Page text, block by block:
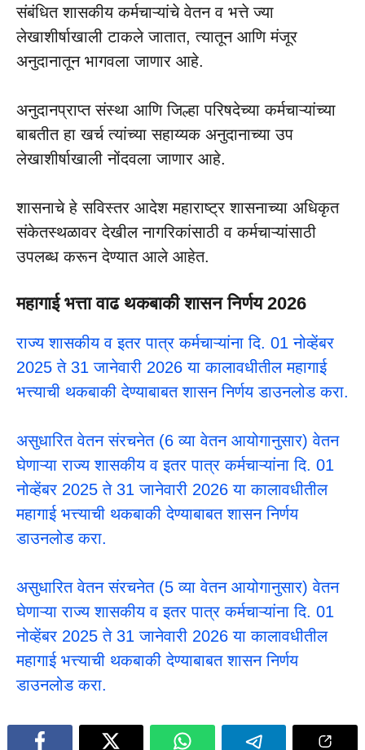
संबंधित शासकीय कर्मचाऱ्यांचे वेतन व भत्ते ज्या
लेखाशीर्षाखाली टाकले जातात, त्यातून आणि मंजूर
अनुदानातून भागवला जाणार आहे.
अनुदानप्राप्त संस्था आणि जिल्हा परिषदेच्या कर्मचाऱ्यांच्या
बाबतीत हा खर्च त्यांच्या सहाय्यक अनुदानाच्या उप
लेखाशीर्षाखाली नोंदवला जाणार आहे.
शासनाचे हे सविस्तर आदेश महाराष्ट्र शासनाच्या अधिकृत
संकेतस्थळावर देखील नागरिकांसाठी व कर्मचाऱ्यांसाठी
उपलब्ध करून देण्यात आले आहेत.
महागाई भत्ता वाढ थकबाकी शासन निर्णय 2026
राज्य शासकीय व इतर पात्र कर्मचाऱ्यांना दि. 01 नोव्हेंबर
2025 ते 31 जानेवारी 2026 या कालावधीतील महागाई
भत्त्याची थकबाकी देण्याबाबत शासन निर्णय डाउनलोड करा.
असुधारित वेतन संरचनेत (6 व्या वेतन आयोगानुसार) वेतन
घेणाऱ्या राज्य शासकीय व इतर पात्र कर्मचाऱ्यांना दि. 01
नोव्हेंबर 2025 ते 31 जानेवारी 2026 या कालावधीतील
महागाई भत्त्याची थकबाकी देण्याबाबत शासन निर्णय
डाउनलोड करा.
असुधारित वेतन संरचनेत (5 व्या वेतन आयोगानुसार) वेतन
घेणाऱ्या राज्य शासकीय व इतर पात्र कर्मचाऱ्यांना दि. 01
नोव्हेंबर 2025 ते 31 जानेवारी 2026 या कालावधीतील
महागाई भत्त्याची थकबाकी देण्याबाबत शासन निर्णय
डाउनलोड करा.